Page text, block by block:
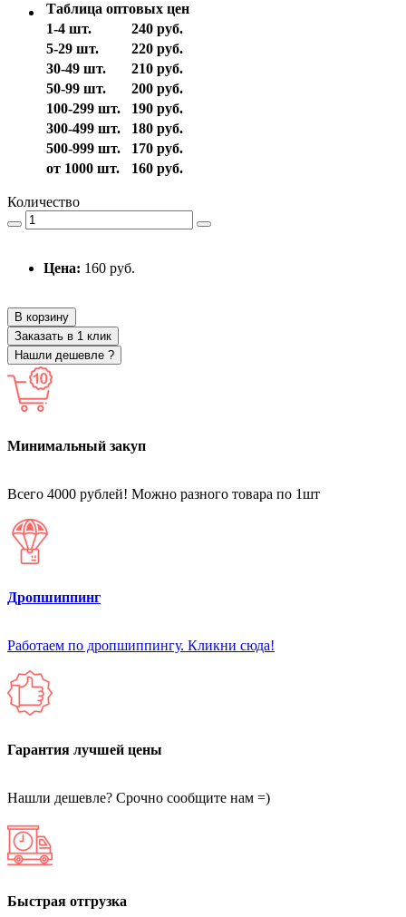
Таблица оптовых цен
1-4 шт.
240 руб.
5-29 шт.
220 руб.
30-49 шт.
210 руб.
50-99 шт.
200 руб.
100-299 шт.
190 руб.
300-499 шт.
180 руб.
500-999 шт.
170 руб.
от 1000 шт.
160 руб.
Количество
Цена: 160 руб.
В корзину
Заказать в 1 клик
Нашли дешевле ?
Минимальный закуп
Всего 4000 рублей! Можно разного товара по 1шт
Дропшиппинг
Работаем по дропшиппингу. Кликни сюда!
Гарантия лучшей цены
Нашли дешевле? Срочно сообщите нам =)
Быстрая отгрузка